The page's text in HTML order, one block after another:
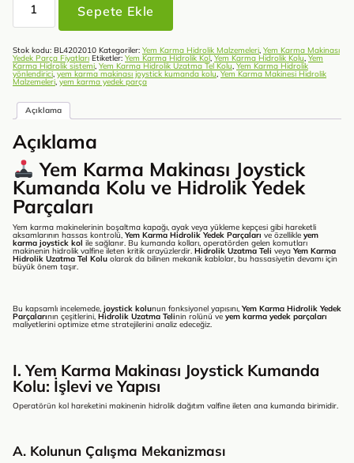
Makinası
Kumanda
Sepete Ekle
Stok kodu: BL4202010 Kategoriler: Yem Karma Hidrolik Malzemeleri Yem Karma Makinası
Yedek Parça Fiyatları Etiketler: Yem Karma Hidrolik Kol,Yem Karma Hidrolik Kolu,Yem
Karma Hidrolik sistemi Yem Karma Hidrolik Uzatma Tel Kolu,Yem Karma Hidrolik
yönlendirici,yem karma makinası joystick kumanda kolu,Yem Karma Makinesi Hidrolik
Malzemeleri,yem karma yedek parça
Açıklama
Açıklama
Yem Karma Makinası Joystick
Kumanda Kolu ve Hidrolik Yedek
Parçaları
Yem karma makinelerinin boşaltma kapağı, ayak veya yükleme kepçesi gibi hareketli
aksamlarının hassas kontrolü, Yem Karma Hidrolik Yedek Parçaları ve özellikle yem
karma joystick kol ile sağlanır. Bu kumanda kolları, operatörden gelen komutları
makinenin hidrolik valfine ileten kritik arayüzlerdir. Hidrolik Uzatma Teli veya Yem Karma
Hidrolik Uzatma Tel Kolu olarak da bilinen mekanik kablolar, bu hassasiyetin devamı için
büyük önem taşır.
Bu kapsamlı incelemede, joystick kolunun fonksiyonel yapısını, Yem Karma Hidrolik Yedek
Parçalarının çeşitlerini, Hidrolik Uzatma Telinin rolünü ve yem karma yedek parçaları
maliyetlerini optimize etme stratejilerini analiz edeceğiz.
I. Yem Karma Makinası Joystick Kumanda
Kolu: İşlevi ve Yapısı
Operatörün kol hareketini makinenin hidrolik dağıtım valfine ileten ana kumanda birimidir.
A. Kolunun Çalışma Mekanizması